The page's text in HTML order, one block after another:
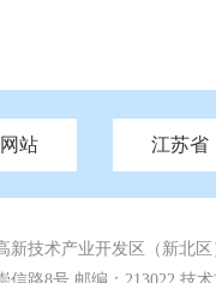
站
河南 河北 山西
江苏省
政府 苏州市政府 无
市教育局 市科技局
局 市外事办 市生
新技术产业开发区（新北